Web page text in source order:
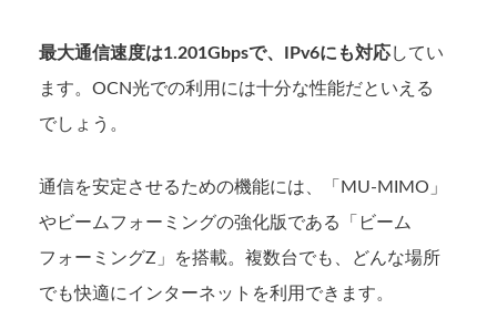
最大通信速度は1.201Gbpsで、IPv6にも対応してい
ます。OCN光での利用には十分な性能だといえる
でしょう。
通信を安定させるための機能には、「MU-MIMO」
やビームフォーミングの強化版である「ビーム
フォーミングZ」を搭載。複数台でも、どんな場所
でも快適にインターネットを利用できます。